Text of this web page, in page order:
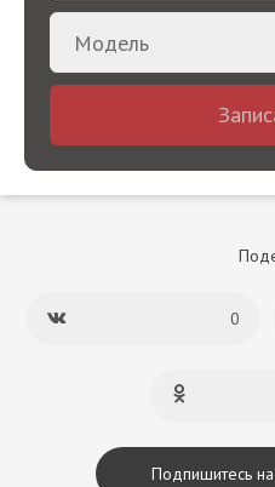
0
Подпишитесь